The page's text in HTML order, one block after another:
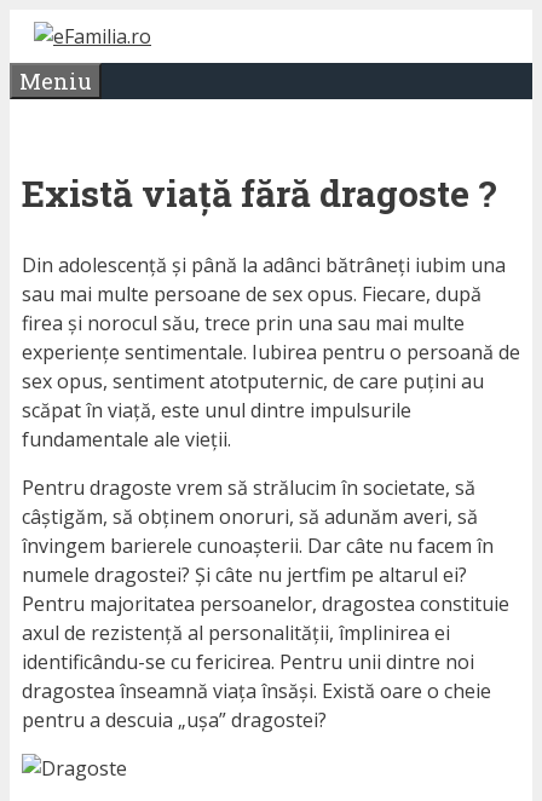
Sari
conținut
Meniu
Există viață fără dragoste ?
Din adolescență și până la adânci bătrâneți iubim una
sau mai multe persoane de sex opus. Fiecare, după
firea și norocul său, trece prin una sau mai multe
experiențe sentimentale. Iubirea pentru o persoană de
sex opus, sentiment atotputernic, de care puțini au
scăpat în viață, este unul dintre impulsurile
fundamentale ale vieții.
Pentru dragoste vrem să strălucim în societate, să
câștigăm, să obținem onoruri, să adunăm averi, să
învingem barierele cunoașterii. Dar câte nu facem în
numele dragostei? Și câte nu jertfim pe altarul ei?
Pentru majoritatea persoanelor, dragostea constituie
axul de rezistență al personalității, împlinirea ei
identificându-se cu fericirea. Pentru unii dintre noi
dragostea înseamnă viața însăși. Există oare o cheie
pentru a descuia „ușa” dragostei?